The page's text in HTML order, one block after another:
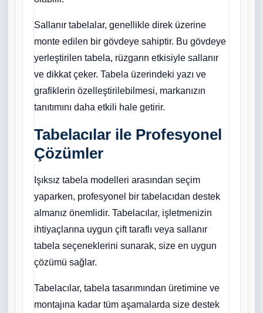
Sallanır tabelalar, genellikle direk üzerine
monte edilen bir gövdeye sahiptir. Bu gövdeye
yerleştirilen tabela, rüzgarın etkisiyle sallanır
ve dikkat çeker. Tabela üzerindeki yazı ve
grafiklerin özelleştirilebilmesi, markanızın
tanıtımını daha etkili hale getirir.
Tabelacılar ile Profesyonel
Çözümler
Işıksız tabela modelleri arasından seçim
yaparken, profesyonel bir tabelacıdan destek
almanız önemlidir. Tabelacılar, işletmenizin
ihtiyaçlarına uygun çift taraflı veya sallanır
tabela seçeneklerini sunarak, size en uygun
çözümü sağlar.
Tabelacılar, tabela tasarımından üretimine ve
montajına kadar tüm aşamalarda size destek